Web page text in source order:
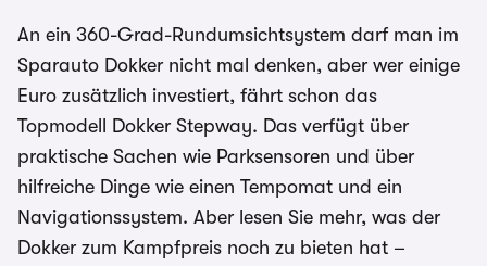
An ein 360-Grad-Rundumsichtsystem darf man im
Sparauto Dokker nicht mal denken, aber wer einige
Euro zusätzlich investiert, fährt schon das
Topmodell Dokker Stepway. Das verfügt über
praktische Sachen wie Parksensoren und über
hilfreiche Dinge wie einen Tempomat und ein
Navigationssystem. Aber lesen Sie mehr, was der
Dokker zum Kampfpreis noch zu bieten hat –